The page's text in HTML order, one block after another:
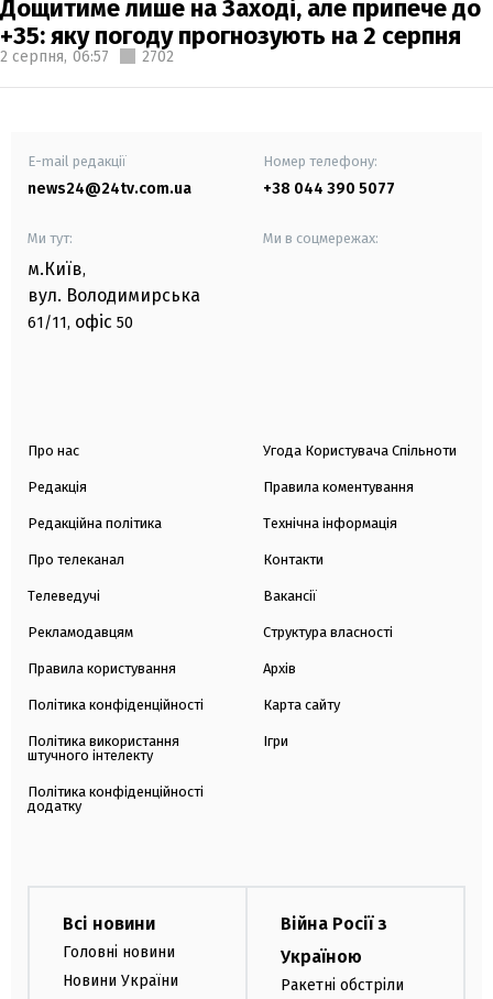
Дощитиме лише на Заході, але припече до
+35: яку погоду прогнозують на 2 серпня
2 серпня, 06:57 2702
E-mail редакції
news24@24tv.com.ua
Номер телефону:
+38 044 390 5077
Ми тут:
м.Київ,
вул. Володимирська
61/11, офіс 50
Ми в соцмережах:
Про нас
Редакція
Редакційна політика
Про телеканал
Телеведучі
Рекламодавцям
Правила користування
Політика конфіденційності
Політика використання
штучного інтелекту
Політика конфіденційності
додатку
Угода Користувача Спільноти
Правила коментування
Технічна інформація
Контакти
Вакансії
Структура власності
Архів
Карта сайту
Ігри
Всі новини
Головні новини
Новини України
Війна Росії з
Україною
Ракетні обстріли